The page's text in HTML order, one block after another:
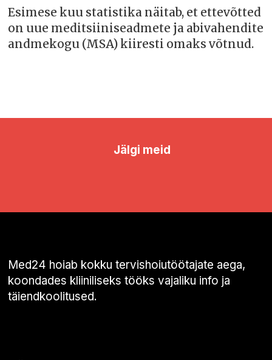
Esimese kuu statistika näitab, et ettevõtted
on uue meditsiiniseadmete ja abivahendite
andmekogu (MSA) kiiresti omaks võtnud.
Jälgi meid
Med24 hoiab kokku tervishoiutöötajate aega,
koondades kliiniliseks tööks vajaliku info ja
täiendkoolitused.